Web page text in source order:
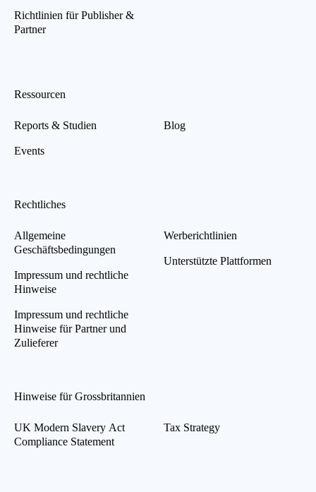
Richtlinien für Publisher &
Partner
Ressourcen
Reports & Studien
Events
Blog
Rechtliches
Allgemeine
Geschäftsbedingungen
Impressum und rechtliche
Hinweise
Impressum und rechtliche
Hinweise für Partner und
Zulieferer
Werberichtlinien
Unterstützte Plattformen
Hinweise für Grossbritannien
UK Modern Slavery Act
Compliance Statement
Tax Strategy